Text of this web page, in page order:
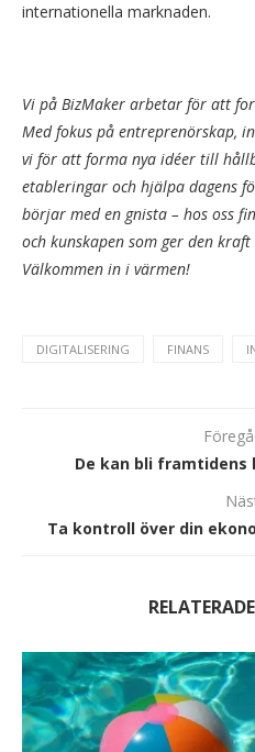
internationella marknaden.
Vi på BizMaker arbetar för att
Med fokus på entreprenörskap,
vi för att forma nya idéer till
etableringar och hjälpa dagens
börjar med en gnista – hos oss
och kunskapen som ger den
Välkommen in i värmen!
DIGITALISERING FINANS
De kan bli
Ta kontroll över din